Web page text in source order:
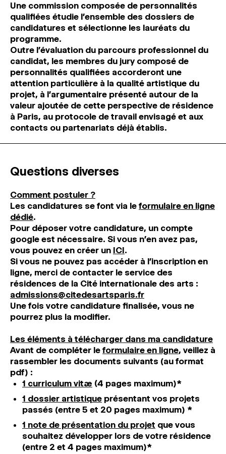
Une commission composée de personnalités
qualifiées étudie l’ensemble des dossiers de
candidatures et sélectionne les lauréats du
programme.
Outre l’évaluation du parcours professionnel du
candidat, les membres du jury composé de
personnalités qualifiées accorderont une
attention particulière à la qualité artistique du
projet, à l’argumentaire présenté autour de la
valeur ajoutée de cette perspective de résidence
à Paris, au protocole de travail envisagé et aux
contacts ou partenariats déjà établis.
Questions diverses
Comment postuler ?
Les candidatures se font via le formulaire en ligne
dédié.
Pour déposer votre candidature, un compte
google est nécessaire. Si vous n’en avez pas,
vous pouvez en créer un ICI.
Si vous ne pouvez pas accéder à l’inscription en
ligne, merci de contacter le service des
résidences de la Cité internationale des arts :
admissions@citedesartsparis.fr
Une fois votre candidature finalisée, vous ne
pourrez plus la modifier.
Les éléments à télécharger dans ma candidature
Avant de compléter le formulaire en ligne, veillez à
rassembler les documents suivants (au format
pdf) :
1 curriculum vitæ (4 pages maximum)*
1 dossier artistique présentant vos projets
passés (entre 5 et 20 pages maximum) *
1 note de présentation du projet que vous
souhaitez développer lors de votre résidence
(entre 2 et 4 pages maximum)*